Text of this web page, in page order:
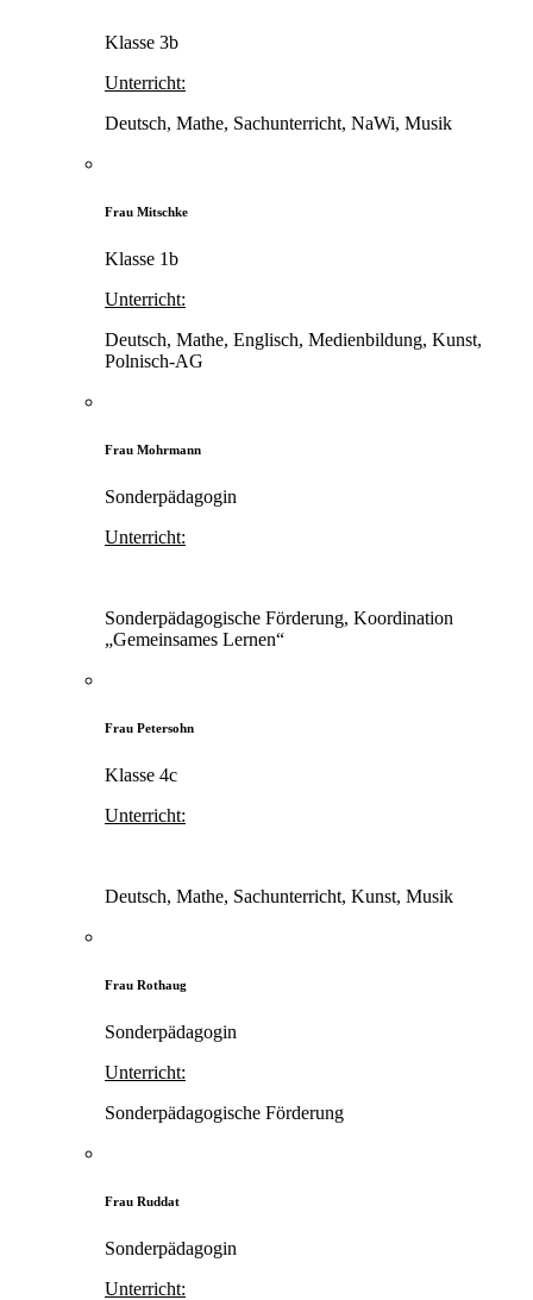
Klasse 3b
Unterricht:
Deutsch, Mathe, Sachunterricht, NaWi, Musik
Frau Mitschke
Klasse 1b
Unterricht:
Deutsch, Mathe, Englisch, Medienbildung, Kunst,
Polnisch-AG
Frau Mohrmann
Sonderpädagogin
Unterricht:
Sonderpädagogische Förderung, Koordination
„Gemeinsames Lernen“
Frau Petersohn
Klasse 4c
Unterricht:
Deutsch, Mathe, Sachunterricht, Kunst, Musik
Frau Rothaug
Sonderpädagogin
Unterricht:
Sonderpädagogische Förderung
Frau Ruddat
Sonderpädagogin
Unterricht: